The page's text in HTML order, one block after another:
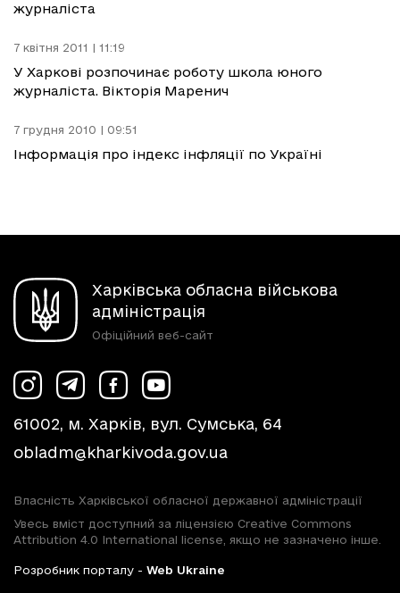
журналіста
7 квітня 2011 | 11:19
У Харкові розпочинає роботу школа юного
журналіста. Вікторія Маренич
7 грудня 2010 | 09:51
Інформація про індекс інфляції по Україні
Харківська обласна військова
адміністрація
Офіційний веб-сайт
61002, м. Харків, вул. Сумська, 64
obladm@kharkivoda.gov.ua
Власність Харківської обласної державної адміністрації
Увесь вміст доступний за ліцензією Creative Commons
Attribution 4.0 International license, якщо не зазначено інше.
Розробник порталу - Web Ukraine